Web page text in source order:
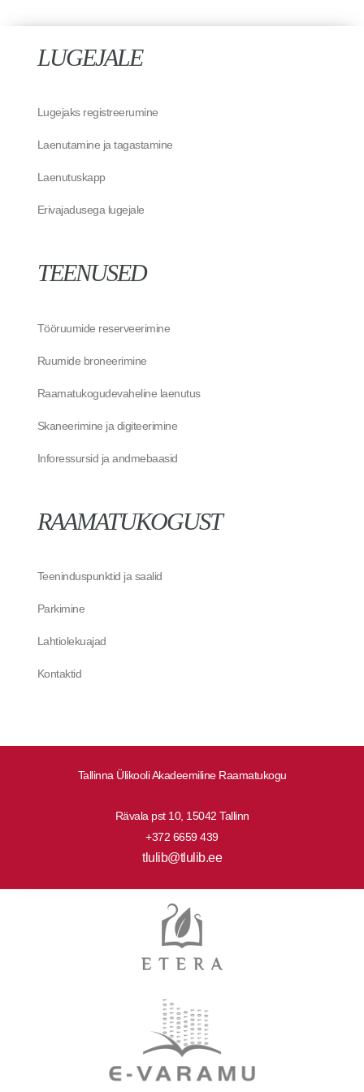
Tallinna Ülikooli Akadeemiline Raamatukogu
Rävala pst 10, 15042 Tallinn
+372 6659 439
tlulib@tlulib.ee
LUGEJALE
Lugejaks registreerumine
Laenutamine ja tagastamine
Laenutuskapp
Erivajadusega lugejale
TEENUSED
Tööruumide reserveerimine
Ruumide broneerimine
Raamatukogudevaheline laenutus
Skaneerimine ja digiteerimine
Inforessursid ja andmebaasid
RAAMATUKOGUST
Teeninduspunktid ja saalid
Parkimine
Lahtiolekuajad
Kontaktid